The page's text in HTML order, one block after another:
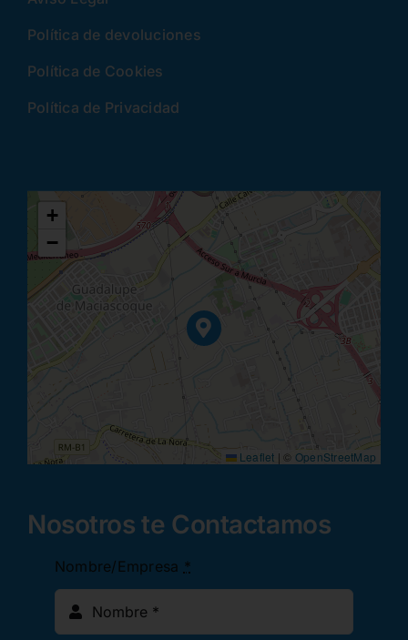
Política de devoluciones
Política de Cookies
Política de Privacidad
+
−
Leaflet | © OpenStreetMap
Nosotros te Contactamos
Nombre/Empresa *